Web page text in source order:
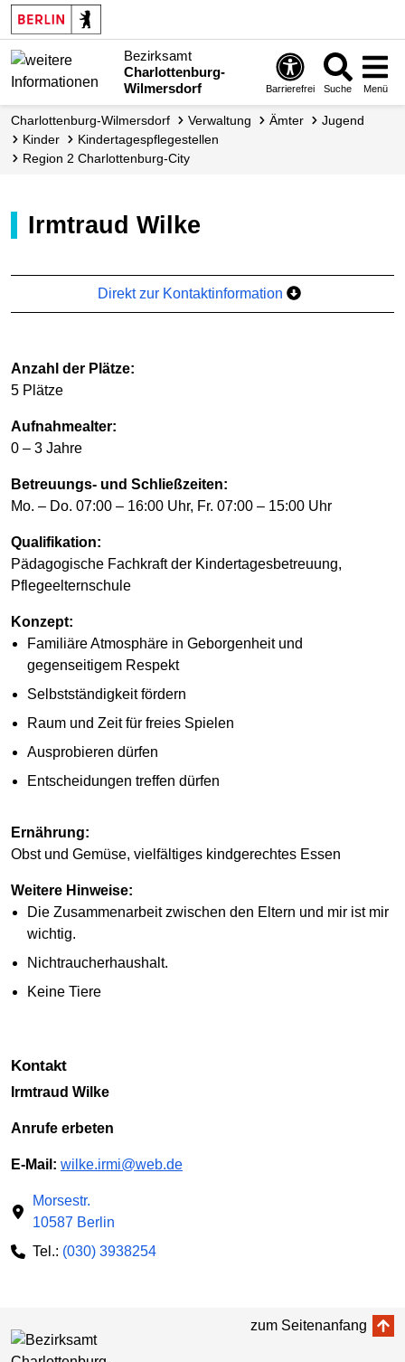
Bezirksamt
Charlottenburg-
Wilmersdorf
Barrierefrei Suche Menü
Charlottenburg-Wilmersdorf Verwaltung Ämter
Jugend
Kinder
Kindertagespflegestellen
Region 2 Charlottenburg-­City
Irmtraud Wilke
Direkt zur Kontaktinformation
Anzahl der Plätze:
5 Plätze
Aufnahmealter:
0 – 3 Jahre
Betreuungs- und Schließzeiten:
Mo. – Do. 07:00 – 16:00 Uhr, Fr. 07:00 – 15:00 Uhr
Qualifikation:
Pädagogische Fachkraft der Kindertagesbetreuung,
Pflegeelternschule
Konzept:
Familiäre Atmosphäre in Geborgenheit und
gegenseitigem Respekt
Selbstständigkeit fördern
Raum und Zeit für freies Spielen
Ausprobieren dürfen
Entscheidungen treffen dürfen
Ernährung:
Obst und Gemüse, vielfältiges kindgerechtes Essen
Weitere Hinweise:
Die Zusammenarbeit zwischen den Eltern und mir ist mir
wichtig.
Nichtraucherhaushalt.
Keine Tiere
Kontakt
Irmtraud Wilke
Anrufe erbeten
E-Mail: wilke.irmi@web.de
Morsestr.
10587 Berlin
Tel.: (030) 3938254
zum Seitenanfang